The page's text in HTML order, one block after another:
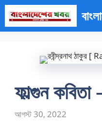
এড়িেয়
লেখায়
যান
ফাল্গুন কবিতা
আগস্ট 30, 2022